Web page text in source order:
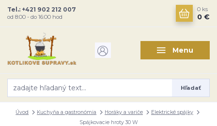
Menu
Hľadať
Tel.: +421 902 212 007
od 8:00 - do 16:00 hod
0 ks
0 €
Úvod Kuchyňa a gastronómia Horáky a variče
Elektrické spájky
Spájkovacie hroty 30 W